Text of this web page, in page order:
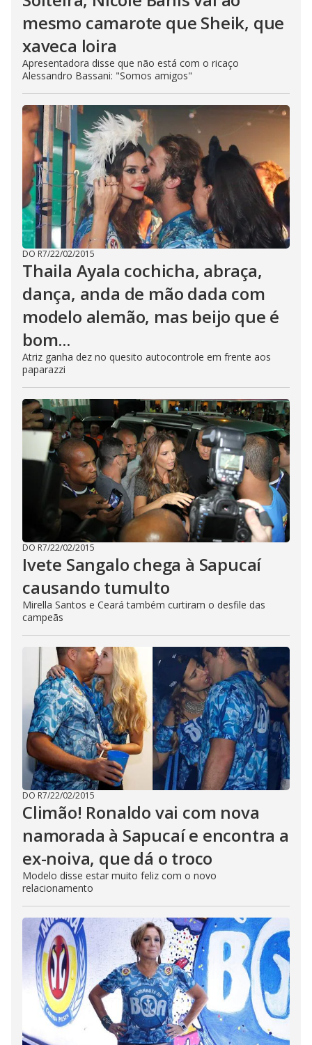
mesmo camarote que Sheik, que
xaveca loira
Apresentadora disse que não está com o ricaço
Alessandro Bassani: "Somos amigos"
DO R7/22/02/2015
Thaila Ayala cochicha, abraça,
dança, anda de mão dada com
modelo alemão, mas beijo que é
bom...
Atriz ganha dez no quesito autocontrole em frente aos
paparazzi
DO R7/22/02/2015
Ivete Sangalo chega à Sapucaí
causando tumulto
Mirella Santos e Ceará também curtiram o desfile das
campeãs
DO R7/22/02/2015
Climão! Ronaldo vai com nova
namorada à Sapucaí e encontra a
ex-noiva, que dá o troco
Modelo disse estar muito feliz com o novo
relacionamento